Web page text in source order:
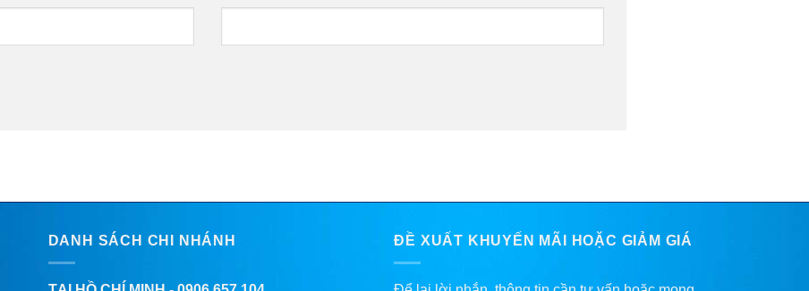
DANH SÁCH CHI NHÁNH ĐỀ XUẤT KHUYẾN MÃI HOẶC GIẢM GIÁ